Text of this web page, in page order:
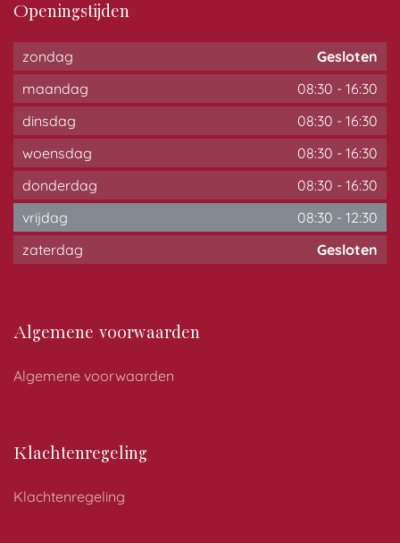
Openingstijden
zondag
Gesloten
maandag
08:30 - 16:30
dinsdag
08:30 - 16:30
woensdag
08:30 - 16:30
donderdag
08:30 - 16:30
vrijdag
08:30 - 12:30
zaterdag
Gesloten
Algemene voorwaarden
Algemene voorwaarden
Klachtenregeling
Klachtenregeling